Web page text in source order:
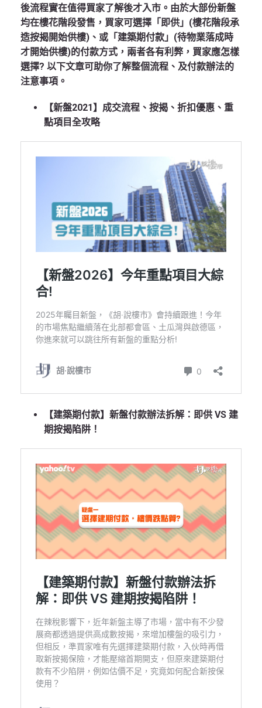
後流程實在值得買家了解後才入市。由於大部份新盤
均在樓花階段發售，買家可選擇「即供」(樓花階段承
造按揭開始供樓)、或「建築期付款」(待物業落成時
才開始供樓)的付款方式，兩者各有利弊，買家應怎樣
選擇? 以下文章可助你了解整個流程、及付款辦法的
注意事項。
【新盤2021】成交流程、按揭、折扣優惠、重
點項目全攻略
【建築期付款】新盤付款辦法拆解：即供 VS 建
期按揭陷阱！